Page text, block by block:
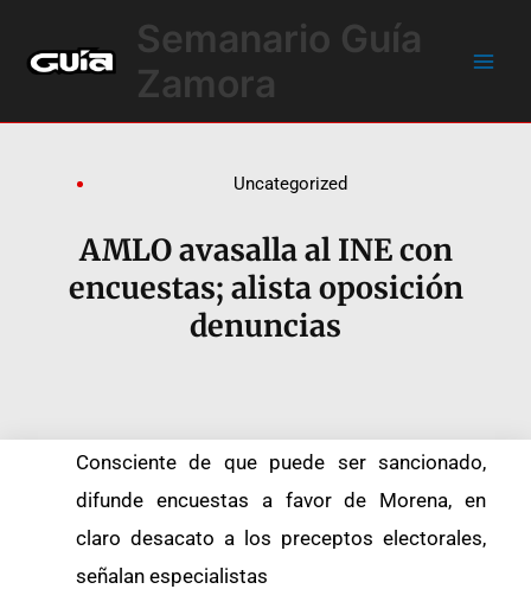
contenido
Semanario Guía
Zamora
Uncategorized
AMLO avasalla al INE con
encuestas; alista oposición
denuncias
Consciente de que puede ser sancionado,
difunde encuestas a favor de Morena, en
claro desacato a los preceptos electorales,
señalan especialistas